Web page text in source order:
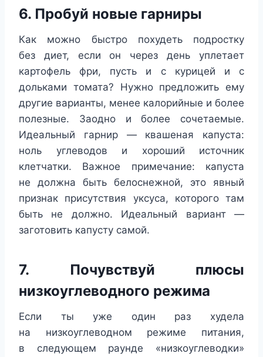
6. Пробуй новые гарниры
Как можно быстро похудеть подростку
без диет, если он через день уплетает
картофель фри, пусть и с курицей и с
дольками томата? Нужно предложить ему
другие варианты, менее калорийные и более
полезные. Заодно и более сочетаемые.
Идеальный гарнир — квашеная капуста:
ноль углеводов и хороший источник
клетчатки. Важное примечание: капуста
не должна быть белоснежной, это явный
признак присутствия уксуса, которого там
быть не должно. Идеальный вариант —
заготовить капусту самой.
7. Почувствуй плюсы
низкоуглеводного режима
Если ты уже один раз худела
на низкоуглеводном режиме питания,
в следующем раунде «низкоуглеводки»